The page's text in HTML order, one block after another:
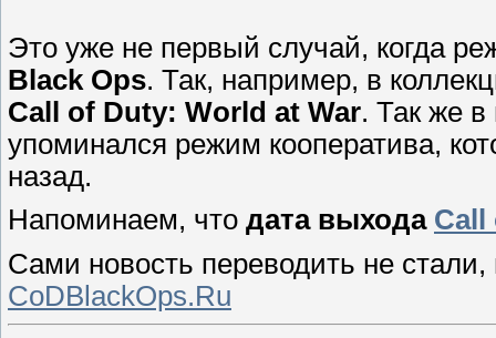
Это уже не первый случай, когда
Black Ops. Так, например, в
Call of Duty: World at War. Так же в
упоминался режим кооператива,
назад.
Напоминаем, что дата выхода Call
Сами новость переводить не
CoDBlackOps.Ru